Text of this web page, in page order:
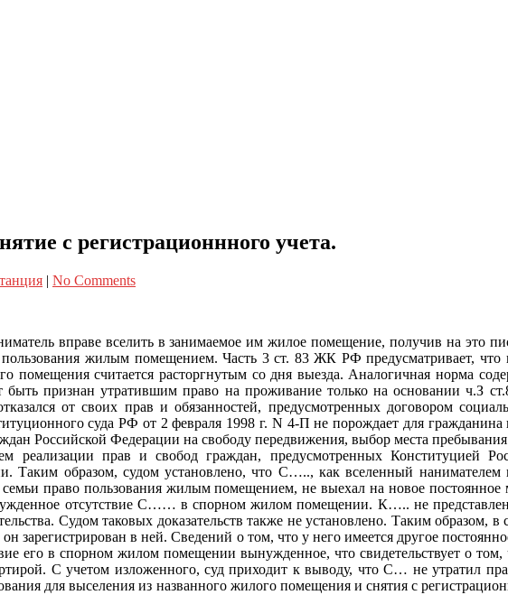
с регистрационнного учета.
| No Comments
вправе вселить в занимаемое им жилое помещение, получив на это
жилым помещением. Часть 3 ст. 83 ЖК РФ предусматривает, что
помещения считается расторгнутым со дня выезда. Аналогичная норма
быть признан утратившим право на проживание только на основании ч.З
от своих прав и обязанностей, предусмотренных договором
суда РФ от 2 февраля 1998 г. N 4-П не порождает для гражданина
Российской Федерации на свободу передвижения, выбор места
реализации прав и свобод граждан, предусмотренных Конституцией
Таким образом, судом установлено, что С….., как вселенный нанимателем в
право пользования жилым помещением, не выехал на новое постоянное
отсутствие С…… в спорном жилом помещении. К….. не
Судом таковых доказательств также не установлено. Таким образом,
зарегистрирован в ней. Сведений о том, что у него имеется другое
его в спорном жилом помещении вынужденное, что свидетельствует о том,
С учетом изложенного, суд приходит к выводу, что С… не утратил
для выселения из названного жилого помещения и снятия с